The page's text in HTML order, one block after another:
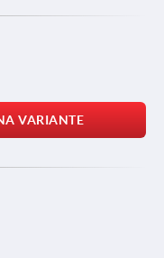
VARIANTE